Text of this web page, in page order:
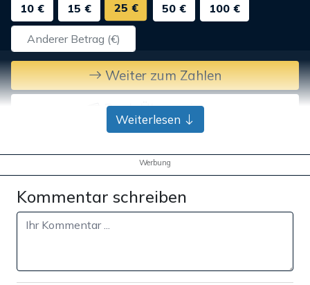
10 €
15 € 25 € 50 € 100 €
Weiter zum Zahlen
Bank-Überweisung
Weiterlesen
Werbung
Kommentar schreiben